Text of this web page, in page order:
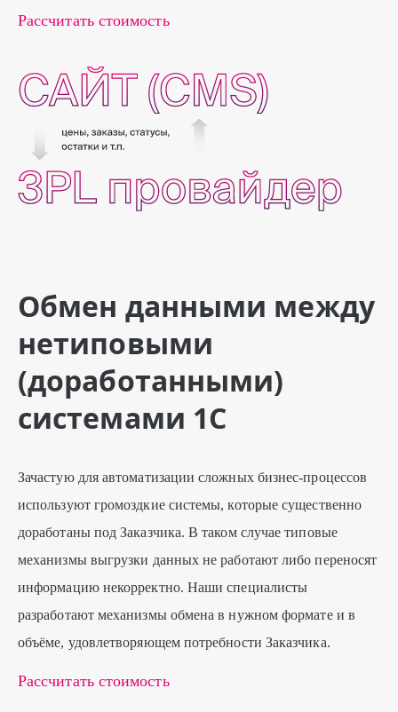
Рассчитать стоимость
Обмен данными между
нетиповыми
(доработанными)
системами 1С
Зачастую для автоматизации сложных бизнес-процессов
используют громоздкие системы, которые существенно
доработаны под Заказчика. В таком случае типовые
механизмы выгрузки данных не работают либо переносят
информацию некорректно. Наши специалисты
разработают механизмы обмена в нужном формате и в
объёме, удовлетворяющем потребности Заказчика.
Рассчитать стоимость